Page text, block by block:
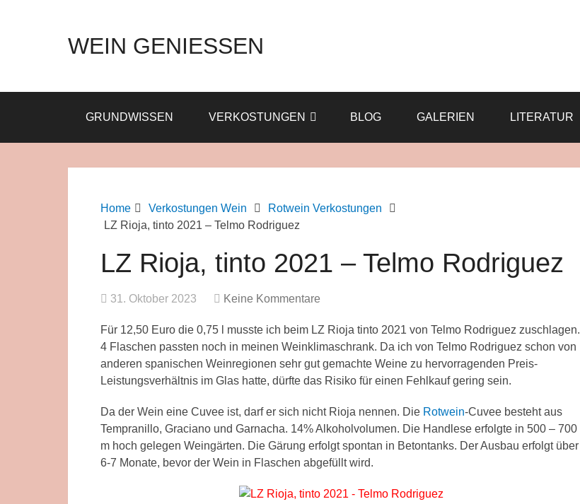
WEIN GENIESSEN
GRUNDWISSEN VERKOSTUNGEN BLOG GALERIEN LITERATUR
Home Verkostungen Wein
Rotwein Verkostungen
LZ Rioja, tinto 2021 – Telmo Rodriguez
LZ Rioja, tinto 2021 – Telmo Rodriguez
31. Oktober 2023 Keine Kommentare
Für 12,50 Euro die 0,75 l musste ich beim LZ Rioja tinto 2021 von Telmo Rodriguez zuschlagen.
4 Flaschen passten noch in meinen Weinklimaschrank. Da ich von Telmo Rodriguez schon von
anderen spanischen Weinregionen sehr gut gemachte Weine zu hervorragenden Preis-
Leistungsverhältnis im Glas hatte, dürfte das Risiko für einen Fehlkauf gering sein.
Da der Wein eine Cuvee ist, darf er sich nicht Rioja nennen. Die Rotwein-Cuvee besteht aus
Tempranillo, Graciano und Garnacha. 14% Alkoholvolumen. Die Handlese erfolgte in 500 – 700
m hoch gelegen Weingärten. Die Gärung erfolgt spontan in Betontanks. Der Ausbau erfolgt über
6-7 Monate, bevor der Wein in Flaschen abgefüllt wird.